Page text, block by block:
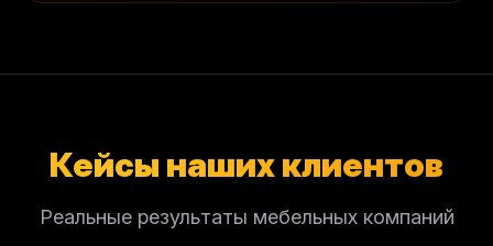
Кейсы наших клиентов
Реальные результаты мебельных компаний